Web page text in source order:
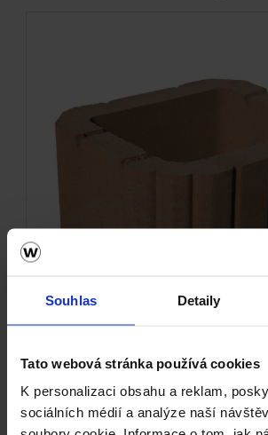
Souhlas Detaily
Tato webová stránka používá cookies
K personalizaci obsahu a reklam,
sociálních médií a analýze naší
Next